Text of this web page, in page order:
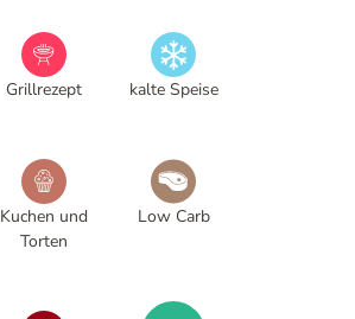
Grillrezept kalte Speise
Kuchen und
Torten
Low Carb